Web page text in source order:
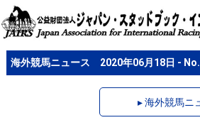
海外競馬ニュース 2020年06月18日 -
▸ 海外競馬ニ